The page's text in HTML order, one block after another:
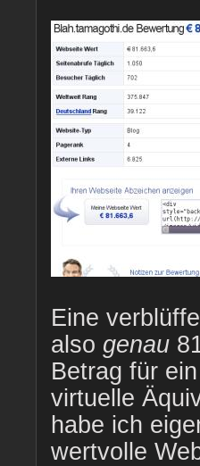
Eine
also genau
Betrag für
virtuelle
habe ich
wertvolle